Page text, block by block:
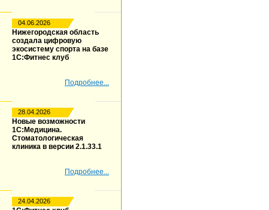
04.06.2026
Нижегородская область
создала цифровую
экосистему спорта на базе
1С:Фитнес клуб
Подробнее...
28.04.2026
Новые возможности
1С:Медицина.
Стоматологическая
клиника в версии 2.1.33.1
Подробнее...
24.04.2026